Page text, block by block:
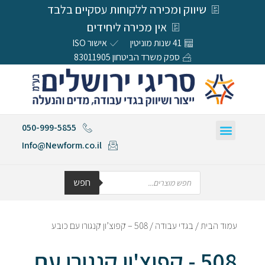
שיווק ומכירה ללקוחות עסקיים בלבד
אין מכירה ליחידים
41 שנות מוניטין
אישור ISO
ספק משרד הביטחון 83011905
050-999-5855
Info@Newform.co.il
חפש
עמוד הבית/ בגדי עבודה/ 508 – קפוצ’ון קנגורו עם כובע